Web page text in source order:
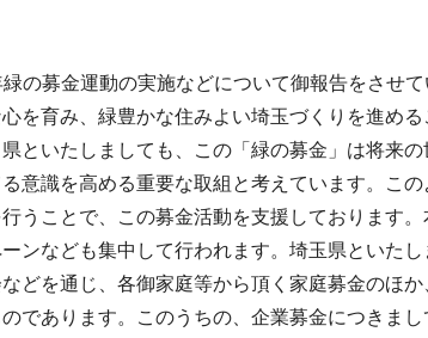
の募金運動の実施などについて御報告をさせ
を育み、緑豊かな住みよい埼玉づくりを進め
といたしましても、この「緑の募金」は将来
意識を高める重要な取組と考えています。こ
うことで、この募金活動を支援しております
ンなども集中して行われます。埼玉県といた
どを通じ、各御家庭等から頂く家庭募金のほ
であります。このうちの、企業募金につきま